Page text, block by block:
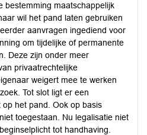
bestemming maatschappelijk
wil het pand laten gebruiken
aanvragen ingediend voor
om tijdelijke of permanente
Deze zijn onder meer
privaatrechtelijke
weigert mee te werken
Tot slot ligt er een
het pand. Ook op basis
toegestaan. Nu legalisatie niet
tot handhaving.